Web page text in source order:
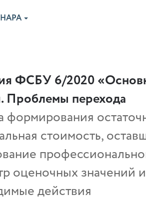
ФСБУ 6/2020
Проблемы перехода
формирования
стоимость,
оценочных значений
действия